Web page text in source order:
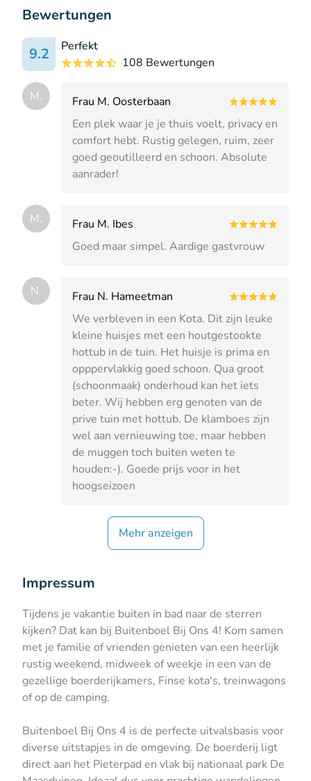
Bewertungen
9.2
Perfekt
108 Bewertungen
M.
Frau M. Oosterbaan
Een plek waar je je thuis voelt, privacy en
comfort hebt. Rustig gelegen, ruim, zeer
goed geoutilleerd en schoon. Absolute
aanrader!
M.
Frau M. Ibes
Goed maar simpel. Aardige gastvrouw
N.
Frau N. Hameetman
We verbleven in een Kota. Dit zijn leuke
kleine huisjes met een houtgestookte
hottub in de tuin. Het huisje is prima en
opppervlakkig goed schoon. Qua groot
(schoonmaak) onderhoud kan het iets
beter. Wij hebben erg genoten van de
prive tuin met hottub. De klamboes zijn
wel aan vernieuwing toe, maar hebben
de muggen toch buiten weten te
houden:-). Goede prijs voor in het
hoogseizoen
Mehr anzeigen
Impressum
Tijdens je vakantie buiten in bad naar de sterren
kijken? Dat kan bij Buitenboel Bij Ons 4! Kom samen
met je familie of vrienden genieten van een heerlijk
rustig weekend, midweek of weekje in een van de
gezellige boerderijkamers, Finse kota's, treinwagons
of op de camping.
Buitenboel Bij Ons 4 is de perfecte uitvalsbasis voor
diverse uitstapjes in de omgeving. De boerderij ligt
direct aan het Pieterpad en vlak bij nationaal park De